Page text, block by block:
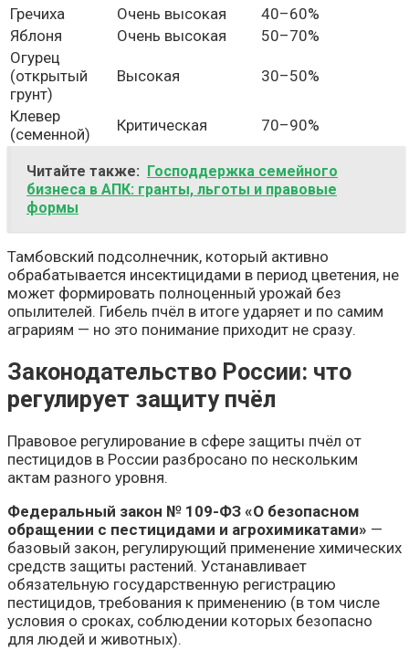
Гречиха
Очень высокая
40–60%
Яблоня
Очень высокая
50–70%
Огурец
(открытый
грунт)
Высокая 30–50%
Клевер
(семенной)
Критическая 70–90%
Читайте также: Господдержка семейного
бизнеса в АПК: гранты, льготы и правовые
формы
Тамбовский подсолнечник, который активно
обрабатывается инсектицидами в период цветения, не
может формировать полноценный урожай без
опылителей. Гибель пчёл в итоге ударяет и по самим
аграриям — но это понимание приходит не сразу.
Законодательство России: что
регулирует защиту пчёл
Правовое регулирование в сфере защиты пчёл от
пестицидов в России разбросано по нескольким
актам разного уровня.
Федеральный закон № 109-ФЗ «О безопасном
обращении с пестицидами и агрохимикатами» —
базовый закон, регулирующий применение химических
средств защиты растений. Устанавливает
обязательную государственную регистрацию
пестицидов, требования к применению (в том числе
условия о сроках, соблюдении которых безопасно
для людей и животных).